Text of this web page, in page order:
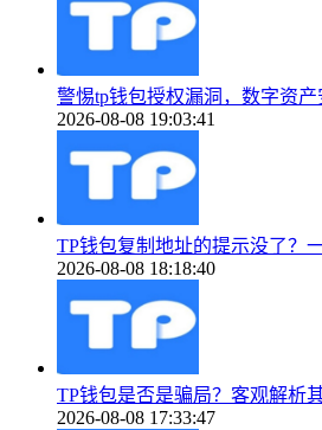
警惕tp钱包授权漏洞，数字资
2026-08-08 19:03:41
TP钱包复制地址的提示没了？
2026-08-08 18:18:40
TP钱包是否是骗局？客观解析
2026-08-08 17:33:47